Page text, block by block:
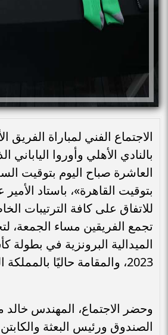
الاجتماع الفني لمباراة الفريق
بالنادي الأهلي وأوروا الياباني
العاشرة صباح اليوم بتوقيت
بتوقيت القاهرة»، باستاد الأمير
للاتفاق على كافة الترتيبات
تجمع الفريقين مساء الجمعة،
الميدالية البرونزية في بطولة
2023، والمقامة حاليًا بالمملكة العربية السعودية.
وحضر الاجتماع، المهندس
الصندوق ورئيس البعثة والكابتن